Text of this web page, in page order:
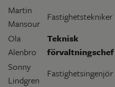
Martin
Mansour
Fastighetstekniker
Ola
Alenbro
Teknisk
förvaltningschef
Sonny
Lindgren
Fastighetsingenjör